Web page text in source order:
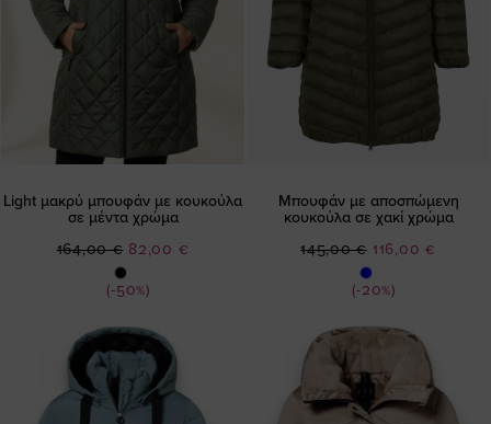
Light μακρύ μπουφάν με κουκούλα
σε μέντα χρώμα
(-50%)
Ειδική
82,00 €
164,00 €
Μπουφάν με αποσπώμενη
κουκούλα σε χακί χρώμα
(-20%)
Ειδική
116,00 €
145,00 €